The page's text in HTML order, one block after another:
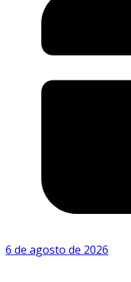
6 de agosto de 2026